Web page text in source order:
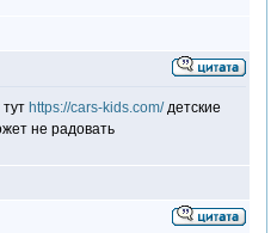
https://cars-kids.com/детские
не радовать